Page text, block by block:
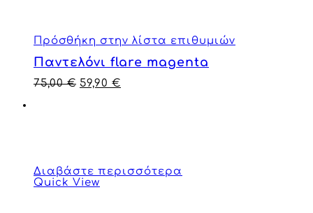
Πρόσθήκη στην λίστα επιθυμιών
Παντελόνι flare magenta
75,00€ 59,90 €
Διαβάστε περισσότερα
Quick View